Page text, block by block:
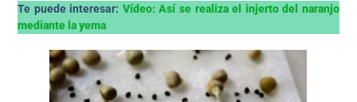
Te puede interesar: Vídeo: Así se realiza el injerto del naranjo
mediante la yema